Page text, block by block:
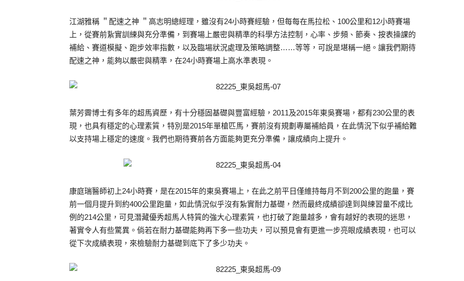
江湖雅稱 ＂配速之神 ＂高志明總經理，雖沒有24小時賽經驗，但每每在馬拉松、100公里和12小時賽場
上，從賽前紥實訓練與充分準備，到賽場上嚴密與精準的科學方法控制，心率、步頻、節奏、按表操課的
補給、賽道模擬、跑步效率指數，以及臨場狀況處理及策略調整……等等，可說是堪稱一絕。讓我們期待
配速之神，能夠以嚴密與精準，在24小時賽場上高水準表現。
葉芳霽博士有多年的超馬資歷，有十分穩固基礎與豐富經驗，2011及2015年東吳賽場，都有230公里的表
現，也具有穩定的心理素質，特別是2015年單槍匹馬，賽前沒有規劃專屬補給員，在此情況下似乎補給難
以支持場上穩定的速度。我們也期待賽前各方面能夠更充分準備，讓成績向上提升。
康庭瑞醫師初上24小時賽，是在2015年的東吳賽場上，在此之前平日僅維持每月不到200公里的跑量，賽
前一個月提升到約400公里跑量，如此情況似乎沒有紮實耐力基礎，然而最終成績卻達到與練習量不成比
例的214公里，可見潛藏優秀超馬人特質的強大心理素質，也打破了跑量越多，會有越好的表現的迷思，
著實令人有些驚異。倘若在耐力基礎能夠再下多一些功夫，可以預見會有更進一步亮眼成績表現，也可以
從下次成績表現，來檢驗耐力基礎到底下了多少功夫。